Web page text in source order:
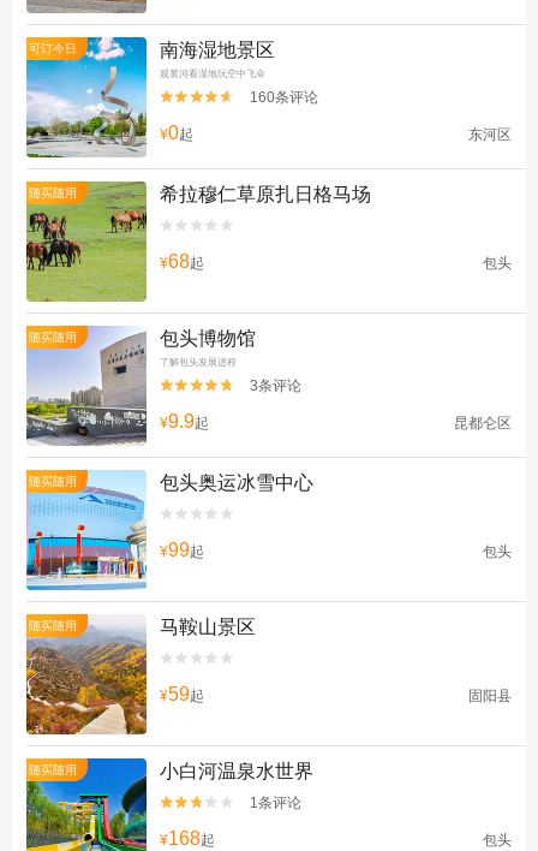
可订今日 南海湿地景区
观黄河看湿地玩空中飞伞

 160条评论
¥0起 东河区
随买随用 希拉穆仁草原扎日格马场


¥68起 包头
随买随用 包头博物馆
了解包头发展进程

 3条评论
¥9.9起 昆都仑区
随买随用 包头奥运冰雪中心


¥99起 包头
随买随用 马鞍山景区


¥59起 固阳县
随买随用 小白河温泉水世界

 1条评论
¥168起 包头